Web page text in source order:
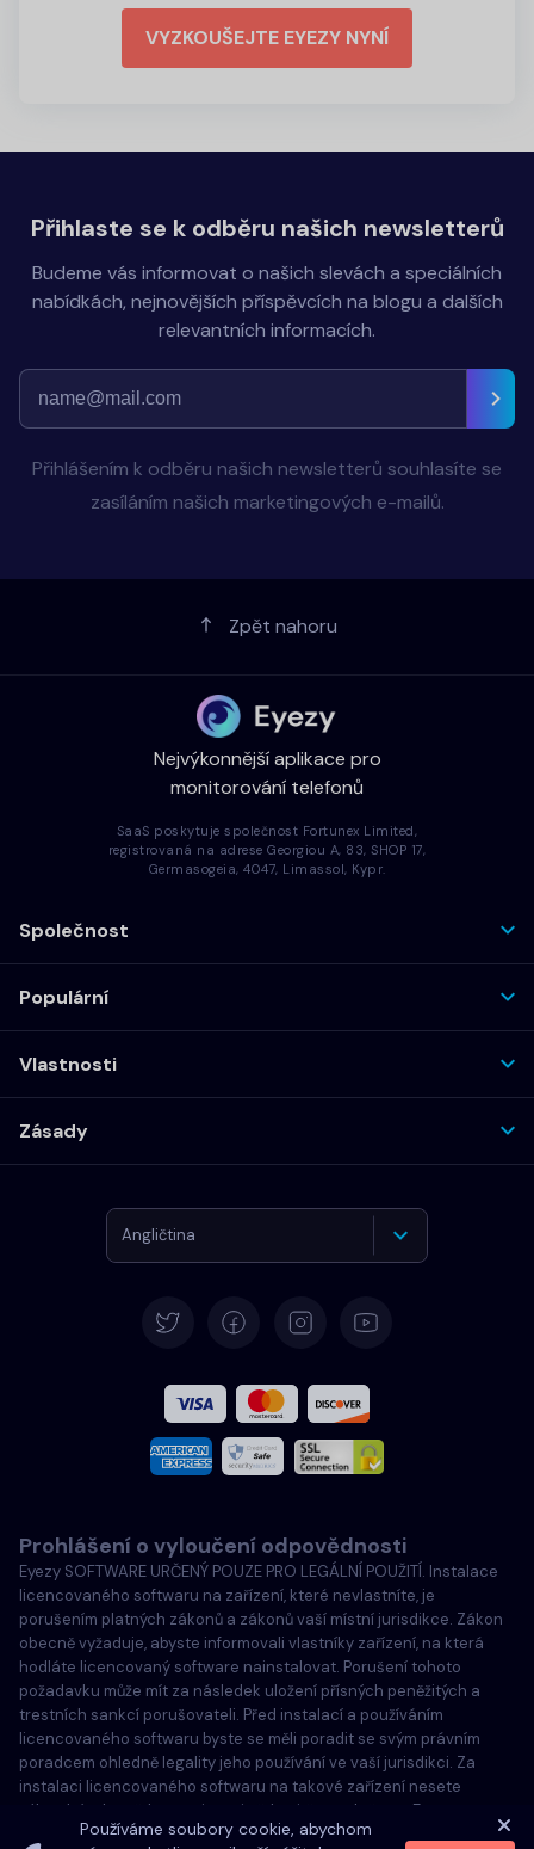
VYZKOUŠEJTE EYEZY NYNÍ
Přihlaste se k odběru našich newsletterů
Budeme vás informovat o našich slevách a speciálních
nabídkách, nejnovějších příspěvcích na blogu a dalších
relevantních informacích.
Přihlášením k odběru našich newsletterů souhlasíte se
zasíláním našich marketingových e-mailů.
Zpět nahoru
Používáme soubory cookie, abychom
Nejvýkonnější aplikace pro
monitorování telefonů
SaaS poskytuje společnost Fortunex Limited,
registrovaná na adrese Georgiou A, 83, SHOP 17,
Germasogeia, 4047, Limassol, Kypr.
Společnost
Populární
Vlastnosti
Zásady
Angličtina
Francouzština
Italština
Português
Türkçe
Polski
Prohlášení o vyloučení odpovědnosti
Eyezy SOFTWARE URČENÝ POUZE PRO LEGÁLNÍ POUŽITÍ. Instalace
licencovaného softwaru na zařízení, které nevlastníte, je
porušením platných zákonů a zákonů vaší místní jurisdikce. Zákon
obecně vyžaduje, abyste informovali vlastníky zařízení, na která
hodláte licencovaný software nainstalovat. Porušení tohoto
požadavku může mít za následek uložení přísných peněžitých a
trestních sankcí porušovateli. Před instalací a používáním
licencovaného softwaru byste se měli poradit se svým právním
poradcem ohledně legality jeho používání ve vaší jurisdikci. Za
instalaci licencovaného softwaru na takové zařízení nesete
výhradní odpovědnost a jste si vědomi, že společnost Eyezy za to
nemůže nést odpovědnost.